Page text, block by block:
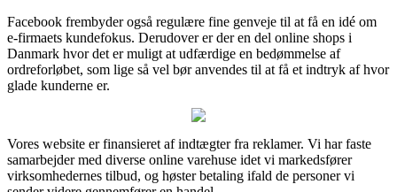
Facebook frembyder også regulære fine genveje til at få en idé om
e-firmaets kundefokus. Derudover er der en del online shops i
Danmark hvor det er muligt at udfærdige en bedømmelse af
ordreforløbet, som lige så vel bør anvendes til at få et indtryk af hvor
glade kunderne er.
Vores website er finansieret af indtægter fra reklamer. Vi har faste
samarbejder med diverse online varehuse idet vi markedsfører
virksomhedernes tilbud, og høster betaling ifald de personer vi